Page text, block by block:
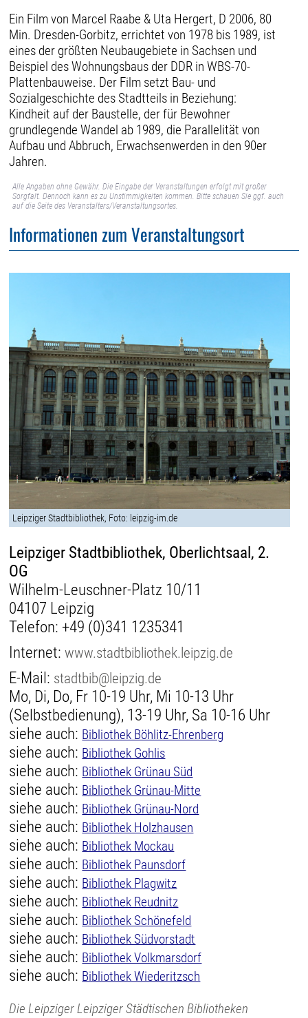
Ein Film von Marcel Raabe & Uta Hergert, D 2006, 80
Min. Dresden-Gorbitz, errichtet von 1978 bis 1989, ist
eines der größten Neubaugebiete in Sachsen und
Beispiel des Wohnungsbaus der DDR in WBS-70-
Plattenbauweise. Der Film setzt Bau- und
Sozialgeschichte des Stadtteils in Beziehung:
Kindheit auf der Baustelle, der für Bewohner
grundlegende Wandel ab 1989, die Parallelität von
Aufbau und Abbruch, Erwachsenwerden in den 90er
Jahren.
Alle Angaben ohne Gewähr. Die Eingabe der Veranstaltungen erfolgt mit großer
Sorgfalt. Dennoch kann es zu Unstimmigkeiten kommen. Bitte schauen Sie ggf. auch
auf die Seite des Veranstalters/Veranstaltungsortes.
Informationen zum Veranstaltungsort
Leipziger Stadtbibliothek, Foto: leipzig-im.de
Leipziger Stadtbibliothek, Oberlichtsaal, 2.
OG
Wilhelm-Leuschner-Platz 10/11
04107 Leipzig
Telefon: +49 (0)341 1235341
Internet:www.stadtbibliothek.leipzig.de
E-Mail: stadtbib@leipzig.de
Mo, Di, Do, Fr 10-19 Uhr, Mi 10-13 Uhr
(Selbstbedienung), 13-19 Uhr, Sa 10-16 Uhr
siehe auch: Bibliothek Böhlitz-Ehrenberg
siehe auch: Bibliothek Gohlis
siehe auch: Bibliothek Grünau Süd
siehe auch: Bibliothek Grünau-Mitte
siehe auch: Bibliothek Grünau-Nord
siehe auch: Bibliothek Holzhausen
siehe auch: Bibliothek Mockau
siehe auch: Bibliothek Paunsdorf
siehe auch: Bibliothek Plagwitz
siehe auch: Bibliothek Reudnitz
siehe auch: Bibliothek Schönefeld
siehe auch: Bibliothek Südvorstadt
siehe auch: Bibliothek Volkmarsdorf
siehe auch: Bibliothek Wiederitzsch
Die Leipziger Leipziger Städtischen Bibliotheken